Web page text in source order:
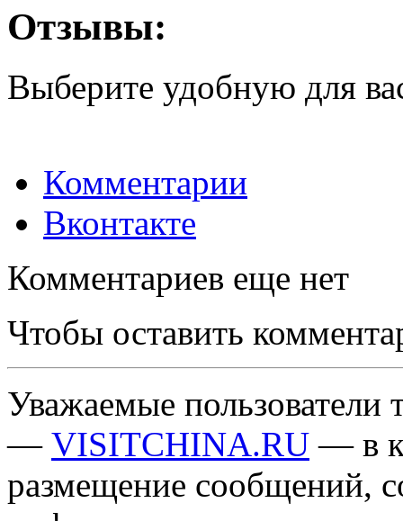
Отзывы:
Выберите удобную для
Комментарии
Вконтакте
Комментариев еще нет
Чтобы оставить
Уважаемые пользователи
— VISITCHINA.RU — в
размещение сообщений,